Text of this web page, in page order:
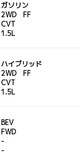
ガソリン
2WD FF
CVT
1.5L
ハイブリッド
2WD FF
CVT
1.5L
BEV
FWD
-
-